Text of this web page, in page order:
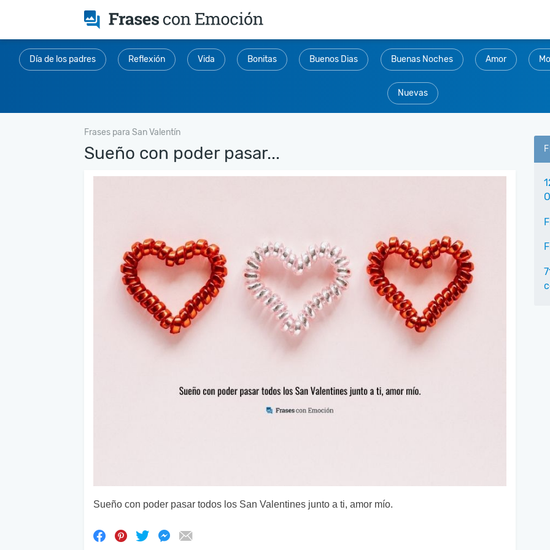
Día de los padres Reflexión Vida Bonitas Buenos Dias Buenas Noches Amor
Nuevas
Frases para San Valentín
Sueño con poder pasar...
Sueño con poder pasar todos los San Valentines junto a ti, amor mío.